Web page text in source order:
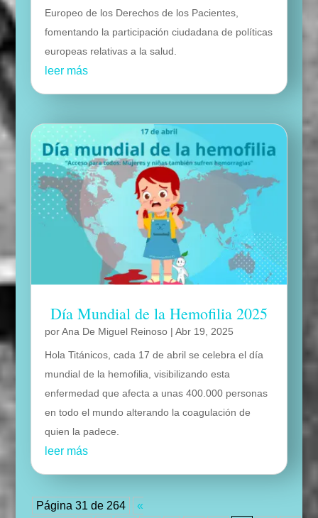
Europeo de los Derechos de los Pacientes,
fomentando la participación ciudadana de políticas
europeas relativas a la salud.
leer más
Día Mundial de la Hemofilia 2025
porAna De Miguel Reinoso| Abr 19, 2025
Hola Titánicos, cada 17 de abril se celebra el día
mundial de la hemofilia, visibilizando esta
enfermedad que afecta a unas 400.000 personas
en todo el mundo alterando la coagulación de
quien la padece.
leer más
Página 31 de 264
«